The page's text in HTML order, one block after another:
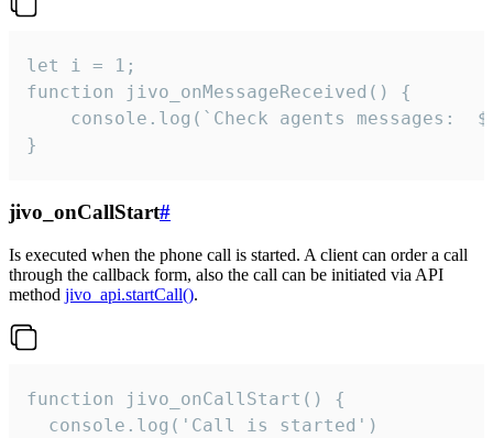
let i = 1;
function jivo_onMessageReceived() {
}
jivo_onCallStart#
Is executed when the phone call is started. A client can order a call
through the callback form, also the call can be initiated via API
method jivo_api.startCall().
function jivo_onCallStart() {
  console.log('Call is started')